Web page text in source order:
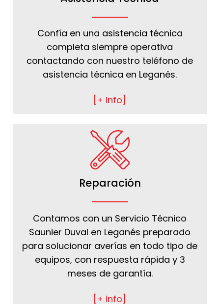
Confía en una asistencia técnica
completa siempre operativa
contactando con nuestro teléfono de
asistencia técnica en Leganés.
[+ info]
Reparación
Contamos con un Servicio Técnico
Saunier Duval en Leganés preparado
para solucionar averías en todo tipo de
equipos, con respuesta rápida y 3
meses de garantía.
[+ info]